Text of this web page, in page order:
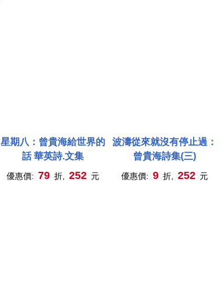
星期八：曾貴海給世界的
話 華英詩.文集
優惠價: 79 折, 252 元
波濤從來就沒有停止過：
曾貴海詩集(三)
優惠價: 9 折, 252 元